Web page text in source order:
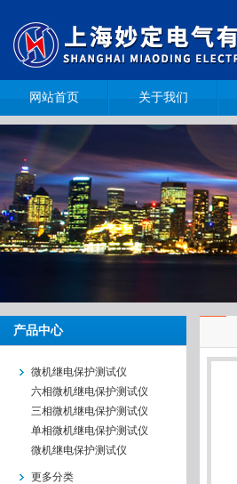
网站首页 关于我们
产品中心
微机继电保护测试仪
六相微机继电保护测试仪
三相微机继电保护测试仪
单相微机继电保护测试仪
微机继电保护测试仪
更多分类